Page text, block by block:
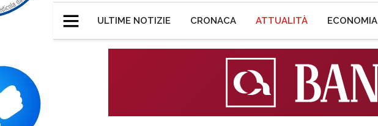
ULTIME NOTIZIE CRONACA ATTUALITÀ ECONOMIA